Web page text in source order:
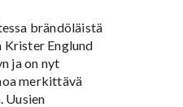
brändöläistä
Krister Englund
ja on nyt
merkittävä
Uusien